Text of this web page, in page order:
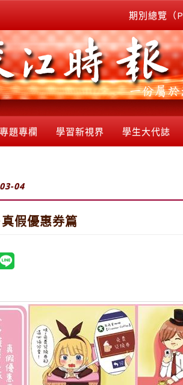
期別總覽（
專題專欄 學習新視界 學生大代誌
04
假優惠券篇